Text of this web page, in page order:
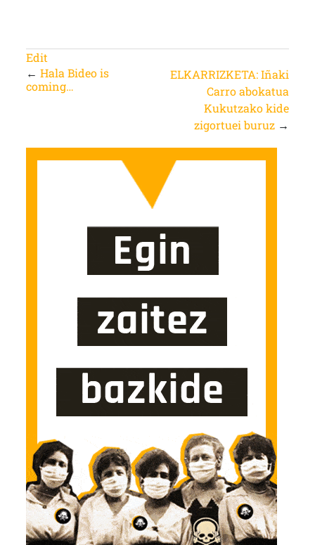
Edit
← Hala Bideo is
coming…
ELKARRIZKETA: Iñaki
Carro abokatua
Kukutzako kide
zigortuei buruz →